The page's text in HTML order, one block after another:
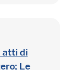
atti di
Le